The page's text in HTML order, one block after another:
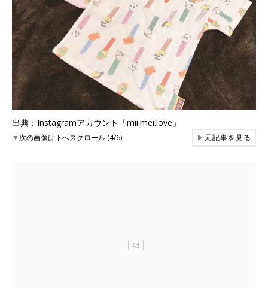
出典：Instagramアカウント「mii.mei.love」
▼次の画像は下へスクロール (4/6) ▶元記事を見る